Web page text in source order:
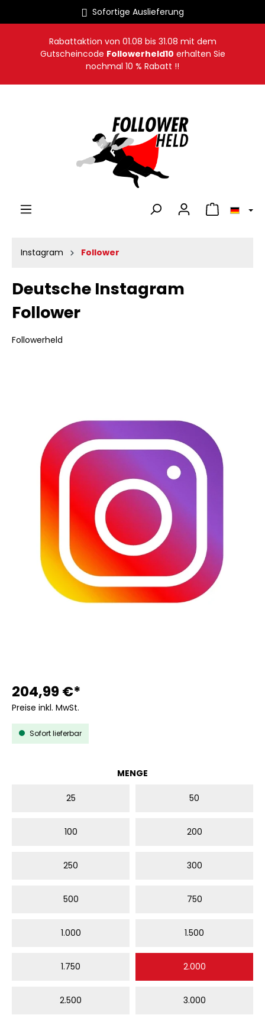
Sofortige Auslieferung
Rabattaktion von 01.08 bis 31.08 mit dem
Gutscheincode Followerheld10 erhalten Sie
nochmal 10 % Rabatt !!
Warenkorb
Instagram Follower
Deutsche Instagram
Follower
Followerheld
204,99 €*
Preise inkl. MwSt.
Sofort lieferbar
MENGE
25 50
100 200
250 300
500 750
1.000 1.500
1.750 2.000
2.500 3.000